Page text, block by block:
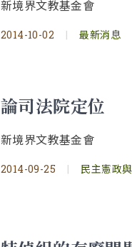
新境界文教基金會
2014-10-02 | 最新消息
論司法院定位
新境界文教基金會
2014-09-25 | 民主憲政